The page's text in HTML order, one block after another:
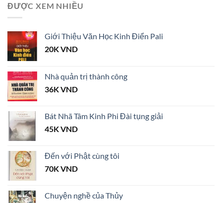
ĐƯỢC XEM NHIỀU
Giới Thiệu Văn Học Kinh Điển Pali
20KVND
Nhà quản trị thành công
36KVND
Bát Nhã Tâm Kinh Phi Đài tụng giải
45KVND
Đến với Phật cùng tôi
70KVND
Chuyện nghề của Thủy